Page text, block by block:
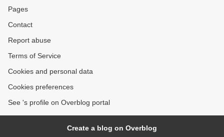
Pages
Contact
Report abuse
Terms of Service
Cookies and personal data
Cookies preferences
See 's profile on Overblog portal
Create a blog on Overblog